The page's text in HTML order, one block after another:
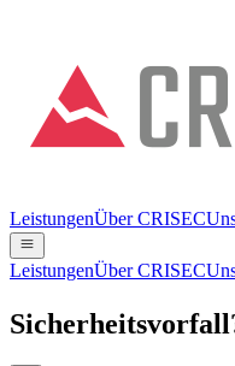
LeistungenÜber CRISEC
LeistungenÜber CRISEC